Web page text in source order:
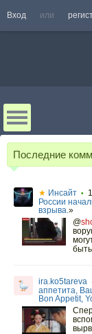
Вход или
Последние
★ Инсайт •
России
взрыва.»
@
ira.ko5tareva
аппетита,
Bon Appetit,